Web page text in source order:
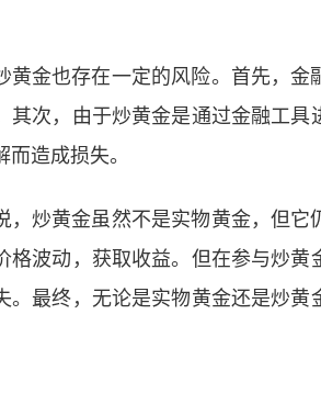
黄金也存在一定的风险。首先，
其次，由于炒黄金是通过金融工
造成损失。
，炒黄金虽然不是实物黄金，但
格波动，获取收益。但在参与炒
。最终，无论是实物黄金还是炒